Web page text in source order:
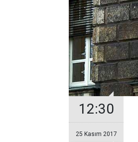
12:30
25 Kasım 2017